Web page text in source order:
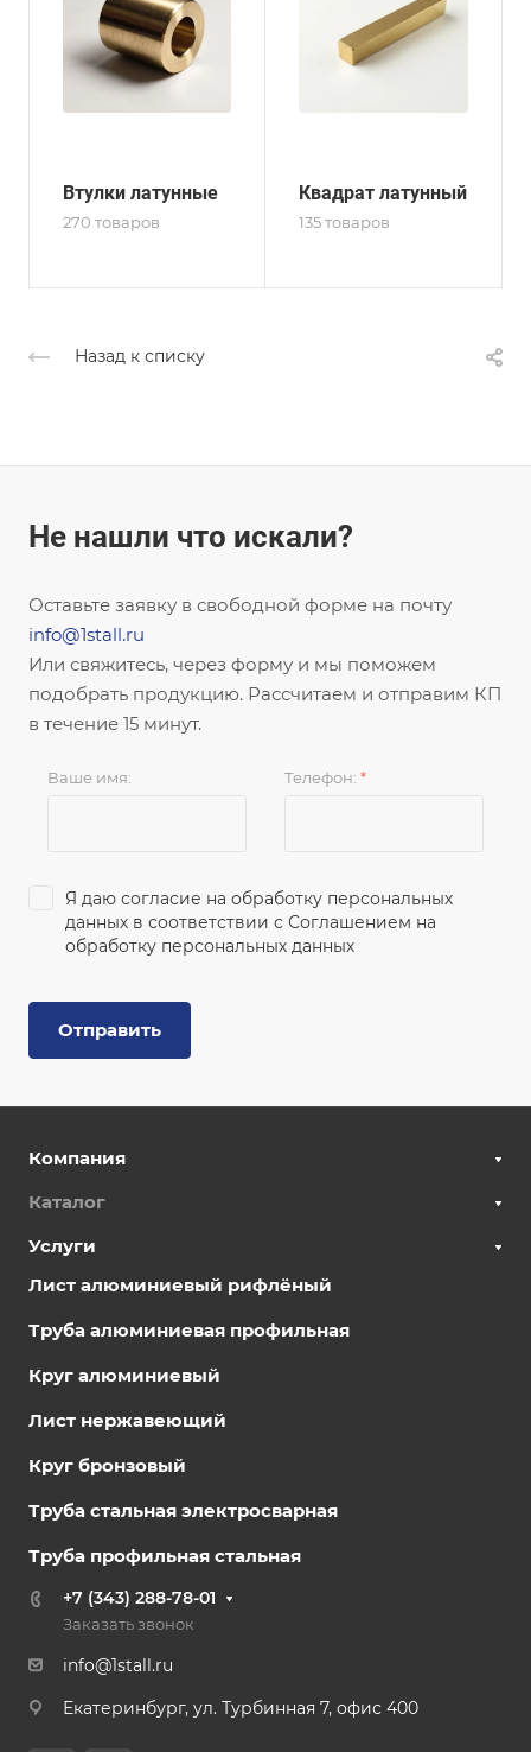
Втулки латунные
270 товаров
Квадрат латунный
135 товаров
Назад к списку
Не нашли что искали?
Оставьте заявку в свободной форме на почту
info@1stall.ru
Или свяжитесь, через форму и мы поможем
подобрать продукцию. Рассчитаем и отправим КП
в течение 15 минут.
Ваше имя: Телефон: *
Я даю согласие на обработку персональных
данных в соответствии с Соглашением на
обработку персональных данных
Отправить
Компания
Каталог
Услуги
Лист алюминиевый рифлёный
Труба алюминиевая профильная
Круг алюминиевый
Лист нержавеющий
Круг бронзовый
Труба стальная электросварная
Труба профильная стальная
+7 (343) 288-78-01
Заказать звонок
info@1stall.ru
Екатеринбург, ул. Турбинная 7, офис 400